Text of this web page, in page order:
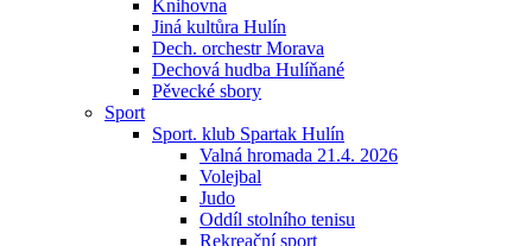
Knihovna
Jiná kultůra Hulín
Dech. orchestr Morava
Dechová hudba Hulíňané
Pěvecké sbory
Sport
Sport. klub Spartak Hulín
Valná hromada 21.4. 2026
Volejbal
Judo
Oddíl stolního tenisu
Rekreační sport